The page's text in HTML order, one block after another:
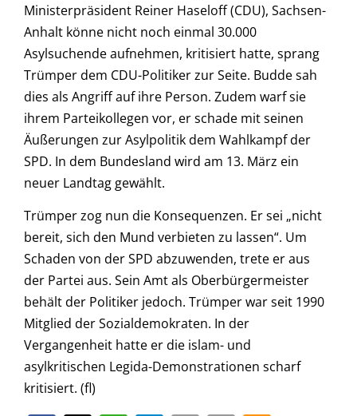
Ministerpräsident Reiner Haseloff (CDU), Sachsen-
Anhalt könne nicht noch einmal 30.000
Asylsuchende aufnehmen, kritisiert hatte, sprang
Trümper dem CDU-Politiker zur Seite. Budde sah
dies als Angriff auf ihre Person. Zudem warf sie
ihrem Parteikollegen vor, er schade mit seinen
Äußerungen zur Asylpolitik dem Wahlkampf der
SPD. In dem Bundesland wird am 13. März ein
neuer Landtag gewählt.
Trümper zog nun die Konsequenzen. Er sei „nicht
bereit, sich den Mund verbieten zu lassen“. Um
Schaden von der SPD abzuwenden, trete er aus
der Partei aus. Sein Amt als Oberbürgermeister
behält der Politiker jedoch. Trümper war seit 1990
Mitglied der Sozialdemokraten. In der
Vergangenheit hatte er die islam- und
asylkritischen Legida-Demonstrationen scharf
kritisiert. (fl)